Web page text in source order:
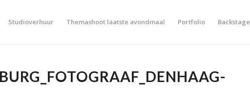
Studioverhuur Themashoot laatste avondmaal Portfolio Backstage